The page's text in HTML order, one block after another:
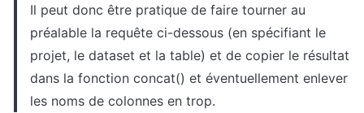
Il peut donc être pratique de faire tourner au
préalable la requête ci-dessous (en spécifiant le
projet, le dataset et la table) et de copier le résultat
dans la fonction concat() et éventuellement enlever
les noms de colonnes en trop.